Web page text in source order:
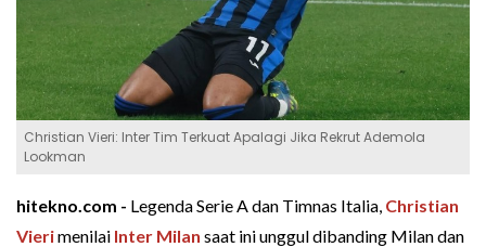
Christian Vieri: Inter Tim Terkuat Apalagi Jika Rekrut Ademola
Lookman
hitekno.com - Legenda Serie A dan Timnas Italia, Christian
Vierimenilai Inter Milan saat ini unggul dibanding Milan dan